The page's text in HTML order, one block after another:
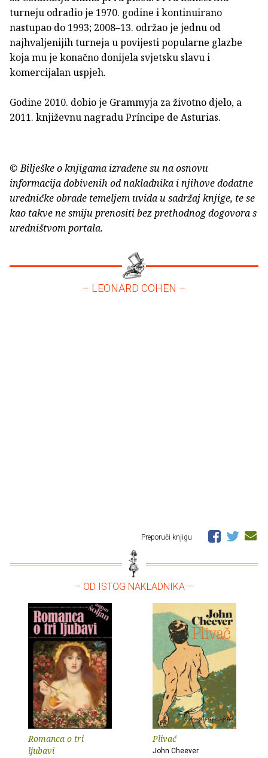
turneju odradio je 1970. godine i kontinuirano
nastupao do 1993; 2008–13. održao je jednu od
najhvaljenijih turneja u povijesti popularne glazbe
koja mu je konačno donijela svjetsku slavu i
komercijalan uspjeh.
Godine 2010. dobio je Grammyja za životno djelo, a
2011. književnu nagradu Príncipe de Asturias.
© Bilješke o knjigama izrađene su na osnovu
informacija dobivenih od nakladnika i njihove dodatne
uredničke obrade temeljem uvida u sadržaj knjige, te se
kao takve ne smiju prenositi bez prethodnog dogovora s
uredništvom portala.
– LEONARD COHEN –
Preporuči knjigu
– OD ISTOG NAKLADNIKA –
Romanca o tri
ljubavi
Plivač
John Cheever